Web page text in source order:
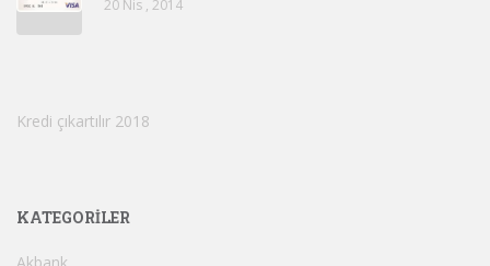
20 Nis , 2014
Kredi çıkartılır 2018
KATEGORILER